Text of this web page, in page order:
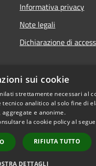
Informativa privacy
Note legali
Dichiarazione di
Copyright ©
sui cookie
strettamente necessari al
analitico al solo fine di
aggregate e anonime.
la cookie policy al
RIFIUTA TUTTO
DETTAGLI